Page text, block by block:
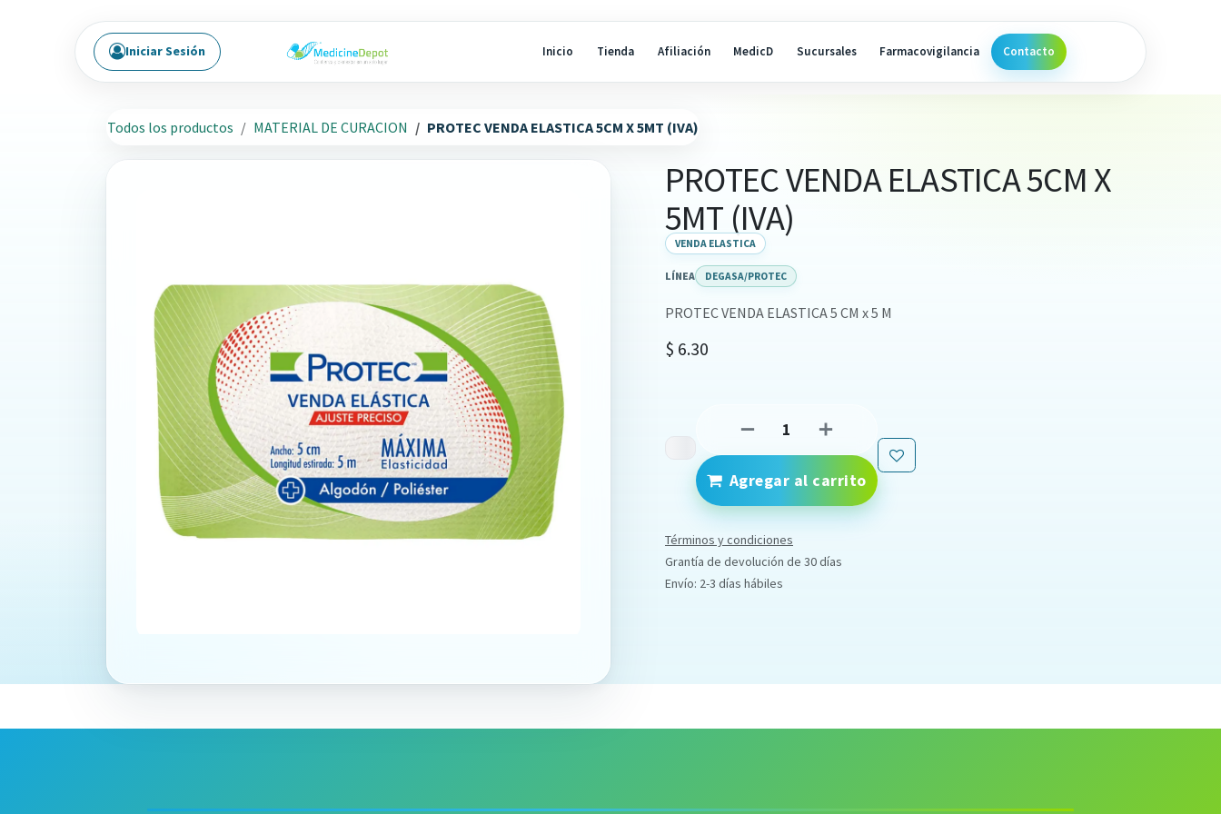
Inicio Tienda Afiliación MedicD Sucursales Farmacovigilancia Contacto
Iniciar Sesión
Todos los productos MATERIAL DE CURACION PROTEC VENDA ELASTICA 5CM X 5MT (IVA)
PROTEC VENDA ELASTICA 5CM X
5MT (IVA)
VENDA ELASTICA
LÍNEA DEGASA/PROTEC
PROTEC VENDA ELASTICA 5 CM x 5 M
$ 6.30
Agregar al carrito
Términos y condiciones
Grantía de devolución de 30 días
Envío: 2-3 días hábiles